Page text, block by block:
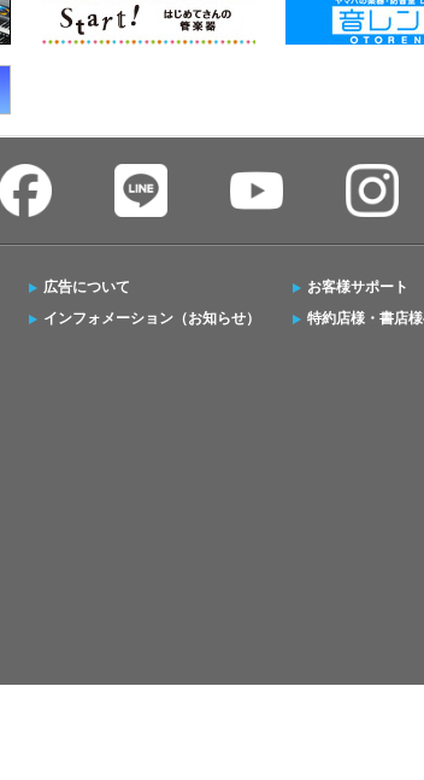
広告について
インフォメーション（お知らせ）
お客様サポート
特約店様・書店